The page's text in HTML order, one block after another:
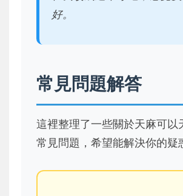
好。
常見問題解答
這裡整理了一些關於天麻可以
常見問題，希望能解決你的疑